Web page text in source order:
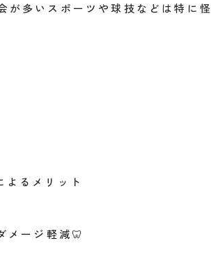
が多いスポーツや球技などは特
よるメリット
メージ軽減🦷